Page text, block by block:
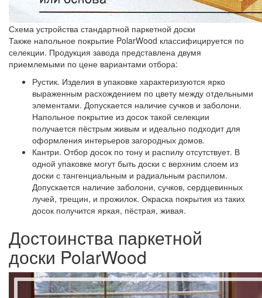
Схема устройства стандартной паркетной доски
Также напольное покрытие PolarWood классифицируется по
селекции. Продукция завода представлена двумя
приемлемыми по цене вариантами отбора:
Рустик. Изделия в упаковке характеризуются ярко
выраженным расхождением по цвету между отдельными
элементами. Допускается наличие сучков и заболони.
Напольное покрытие из досок такой селекции
получается пёстрым живым и идеально подходит для
оформления интерьеров загородных домов.
Кантри. Отбор досок по тону и распилу отсутствует. В
одной упаковке могут быть доски с верхним слоем из
доски с тангенциальным и радиальным распилом.
Допускается наличие заболони, сучков, сердцевинных
лучей, трещин, и прожилок. Окраска покрытия из таких
досок получится яркая, пёстрая, живая.
Достоинства паркетной
доски PolarWood